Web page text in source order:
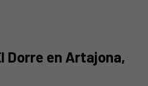
Dorre en Artajona,